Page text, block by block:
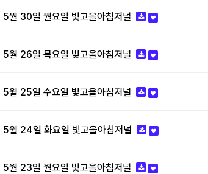
5월 30일 월요일 빛고을아침저널
5월 26일 목요일 빛고을아침저널
5월 25일 수요일 빛고을아침저널
5월 24일 화요일 빛고을아침저널
5월 23일 월요일 빛고을아침저널